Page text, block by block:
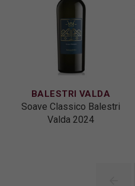
BALESTRI VALDA
Soave Classico Balestri
Valda 2024